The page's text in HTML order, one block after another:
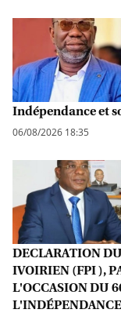
Indépendance et
06/08/2026 18:35
DECLARATION
IVOIRIEN (FPI ),
L'OCCASION DU